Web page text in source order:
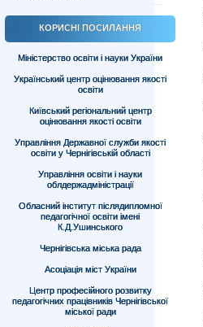
КОРИСНІ ПОСИЛАННЯ
Міністерство освіти і науки України
Український центр оцінювання якості
освіти
Київський регіональний центр
оцінювання якості освіти
Управління Державної служби якості
освіти у Чернігівській області
Управління освіти і науки
облдержадміністрації
Обласний інститут післядипломної
педагогічної освіти імені
К.Д.Ушинського
Чернігівська міська рада
Асоціація міст України
Центр професійного розвитку
педагогічних працівників Чернігівської
міської ради